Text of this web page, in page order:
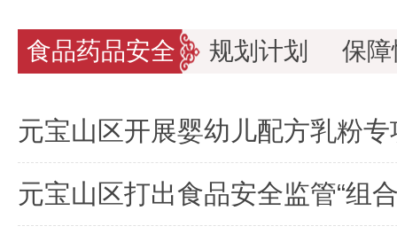
食品药品安全 规划计划 保
元宝山区开展婴幼儿配方乳粉